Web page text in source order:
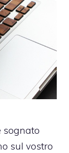
sognato
sul vostro